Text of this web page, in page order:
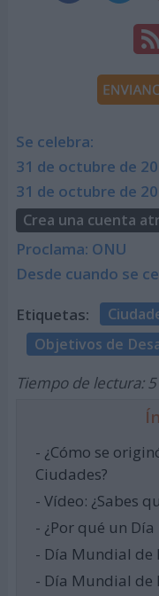
Se celebra:
31 de octubre de
31 de octubre de
Crea una cuenta
Proclama: ONU
Desde cuando se
Etiquetas:
Objetivos de
Tiempo de lectura:
- ¿Cómo se
Ciudades?
- Vídeo: ¿Sabes
- ¿Por qué un
- Día Mundial de
- Día Mundial de